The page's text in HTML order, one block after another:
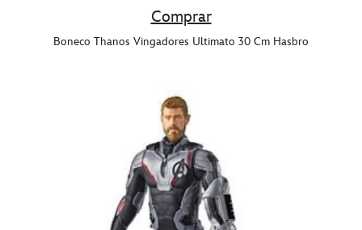
Comprar
Boneco Thanos Vingadores Ultimato 30 Cm Hasbro